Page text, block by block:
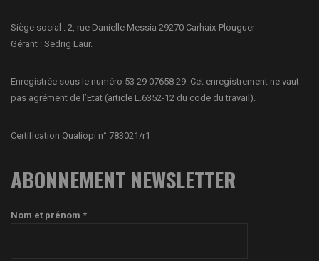
Siège social : 2, rue Danielle Messia 29270 Carhaix-Plouguer
Gérant : Sedrig Laur.
Enregistrée sous le numéro 53 29 07658 29. Cet enregistrement ne vaut
pas agrément de l’Etat (article L.6352-12 du code du travail).
Certification Qualiopi n° 783021/r1
ABONNEMENT NEWSLETTER
Nom et prénom *